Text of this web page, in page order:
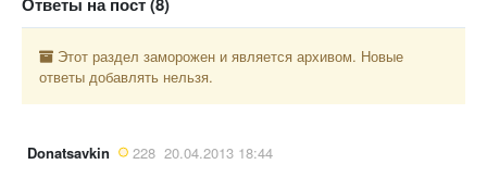
Этот раздел заморожен и является архивом. Новые
ответы добавлять нельзя.
Donatsavkin 228 20.04.2013 18:44